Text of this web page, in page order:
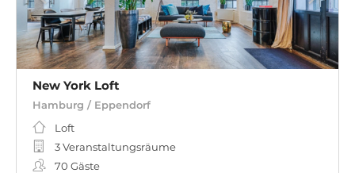
New York Loft
Hamburg / Eppendorf
Loft
3 Veranstaltungsräume
70 Gäste